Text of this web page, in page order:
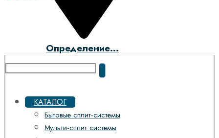
Определение...
КАТАЛОГ
Бытовые сплит-системы
Мульти-сплит системы